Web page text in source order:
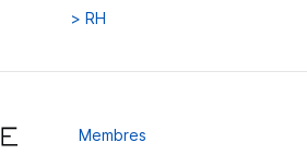
> RH
Membres